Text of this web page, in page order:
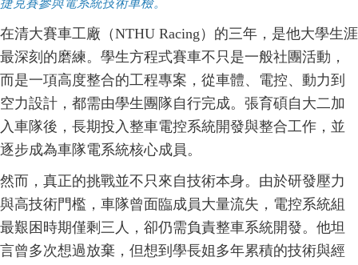
捷克賽參與電系統技術車檢。
在清大賽車工廠（NTHU Racing）的三年，是他大學生涯
最深刻的磨練。學生方程式賽車不只是一般社團活動，
而是一項高度整合的工程專案，從車體、電控、動力到
空力設計，都需由學生團隊自行完成。張育碩自大二加
入車隊後，長期投入整車電控系統開發與整合工作，並
逐步成為車隊電系統核心成員。
然而，真正的挑戰並不只來自技術本身。由於研發壓力
與高技術門檻，車隊曾面臨成員大量流失，電控系統組
最艱困時期僅剩三人，卻仍需負責整車系統開發。他坦
言曾多次想過放棄，但想到學長姐多年累積的技術與經